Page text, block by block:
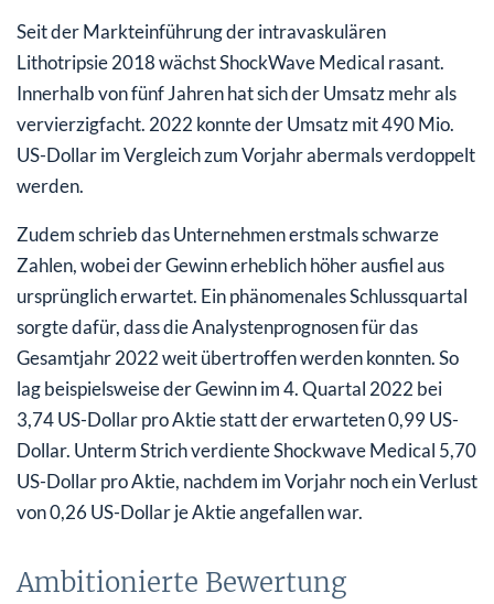
Seit der Markteinführung der intravaskulären
Lithotripsie 2018 wächst ShockWave Medical rasant.
Innerhalb von fünf Jahren hat sich der Umsatz mehr als
vervierzigfacht. 2022 konnte der Umsatz mit 490 Mio.
US-Dollar im Vergleich zum Vorjahr abermals verdoppelt
werden.
Zudem schrieb das Unternehmen erstmals schwarze
Zahlen, wobei der Gewinn erheblich höher ausfiel aus
ursprünglich erwartet. Ein phänomenales Schlussquartal
sorgte dafür, dass die Analystenprognosen für das
Gesamtjahr 2022 weit übertroffen werden konnten. So
lag beispielsweise der Gewinn im 4. Quartal 2022 bei
3,74 US-Dollar pro Aktie statt der erwarteten 0,99 US-
Dollar. Unterm Strich verdiente Shockwave Medical 5,70
US-Dollar pro Aktie, nachdem im Vorjahr noch ein Verlust
von 0,26 US-Dollar je Aktie angefallen war.
Ambitionierte Bewertung